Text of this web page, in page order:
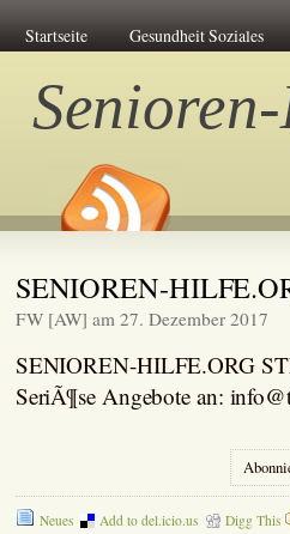
Startseite Gesundheit Soziales
SENIOREN-
FW [AW] am 27. Dezember 2017
SENIOREN-HILFE.ORG
SeriÃ¶se Angebote an:
Neues Add to del.icio.us Digg This